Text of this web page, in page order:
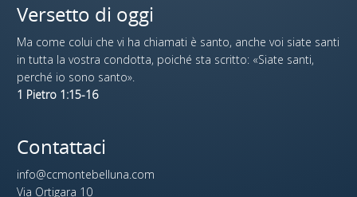
Versetto di oggi
Ma come colui che vi ha chiamati è santo, anche voi siate santi
in tutta la vostra condotta, poiché sta scritto: «Siate santi,
perché io sono santo».
1 Pietro 1:15-16
Contattaci
info@ccmontebelluna.com
Via Ortigara 10